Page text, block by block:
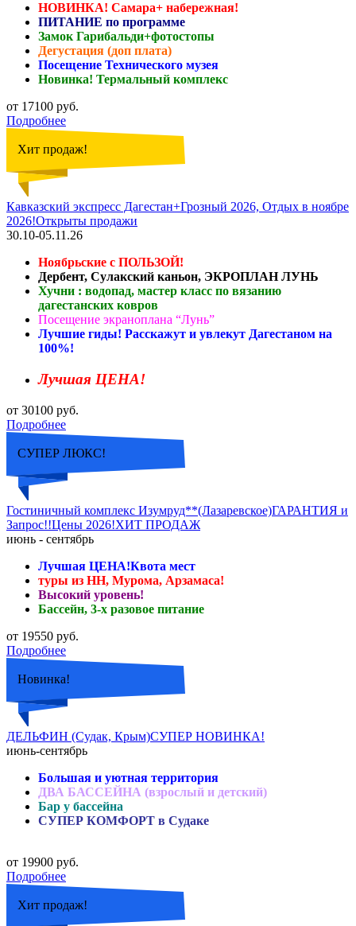
НОВИНКА! Самара+ набережная!
ПИТАНИЕ по программе
Замок Гарибальди+фотостопы
Дегустация (доп плата)
Посещение Технического музея
Новинка! Термальный комплекс
от 17100 руб.
Подробнее
Хит продаж!
Кавказский экспресс Дагестан+Грозный 2026, Отдых в ноябре
2026!Открыты продажи
30.10-05.11.26
Ноябрьские с ПОЛЬЗОЙ!
Дербент, Сулакский каньон, ЭКРОПЛАН ЛУНЬ
Хучни : водопад, мастер класс по вязанию
дагестанских ковров
Посещение экраноплана “Лунь”
Лучшие гиды! Расскажут и увлекут Дагестаном на
100%!
Лучшая ЦЕНА!
от 30100 руб.
Подробнее
СУПЕР ЛЮКС!
Гостиничный комплекс Изумруд**(Лазаревское)ГАРАНТИЯ и
Запрос!!Цены 2026!ХИТ ПРОДАЖ
июнь - сентябрь
Лучшая ЦЕНА!Квота мест
туры из НН, Мурома, Арзамаса!
Высокий уровень!
Бассейн, 3-х разовое питание
от 19550 руб.
Подробнее
Новинка!
ДЕЛЬФИН (Судак, Крым)СУПЕР НОВИНКА!
июнь-сентябрь
Большая и уютная территория
ДВА БАССЕЙНА (взрослый и детский)
Бар у бассейна
СУПЕР КОМФОРТ в Судаке
от 19900 руб.
Подробнее
Хит продаж!